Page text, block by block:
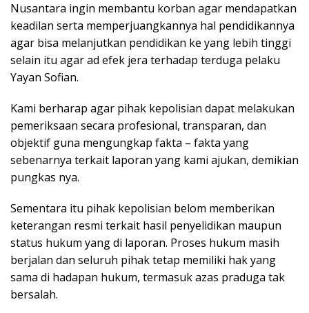
Nusantara ingin membantu korban agar mendapatkan
keadilan serta memperjuangkannya hal pendidikannya
agar bisa melanjutkan pendidikan ke yang lebih tinggi
selain itu agar ad efek jera terhadap terduga pelaku
Yayan Sofian.
Kami berharap agar pihak kepolisian dapat melakukan
pemeriksaan secara profesional, transparan, dan
objektif guna mengungkap fakta – fakta yang
sebenarnya terkait laporan yang kami ajukan, demikian
pungkas nya.
Sementara itu pihak kepolisian belom memberikan
keterangan resmi terkait hasil penyelidikan maupun
status hukum yang di laporan. Proses hukum masih
berjalan dan seluruh pihak tetap memiliki hak yang
sama di hadapan hukum, termasuk azas praduga tak
bersalah.